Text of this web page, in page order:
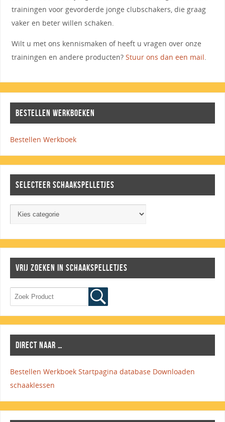
trainingen voor gevorderde jonge clubschakers, die graag
vaker en beter willen schaken.
Wilt u met ons kennismaken of heeft u vragen over onze
trainingen en andere producten? Stuur ons dan een mail.
BESTELLEN WERKBOEKEN
Bestellen Werkboek
SELECTEER SCHAAKSPELLETJES
VRIJ ZOEKEN IN SCHAAKSPELLETJES
DIRECT NAAR …
Bestellen Werkboek Startpagina database Downloaden
schaaklessen